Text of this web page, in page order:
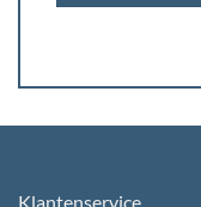
Klantenservice